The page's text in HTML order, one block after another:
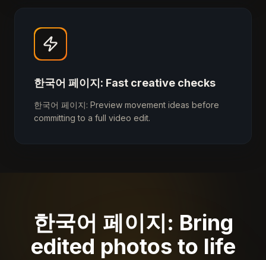
한국어 페이지: Fast creative checks
한국어 페이지: Preview movement ideas before
committing to a full video edit.
한국어 페이지: Bring
edited photos to life